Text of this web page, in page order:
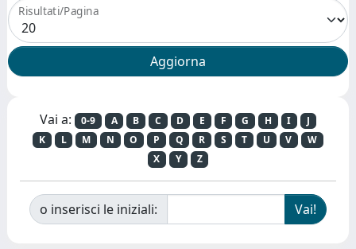
Risultati/Pagina
Vai a: 0-9 A B C D E F G H I
J
K
L M N O P Q R S T U V
W
X
Y Z
o inserisci le iniziali: